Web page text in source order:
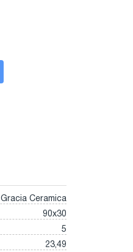
Gracia Ceramica
90x30
5
23,49